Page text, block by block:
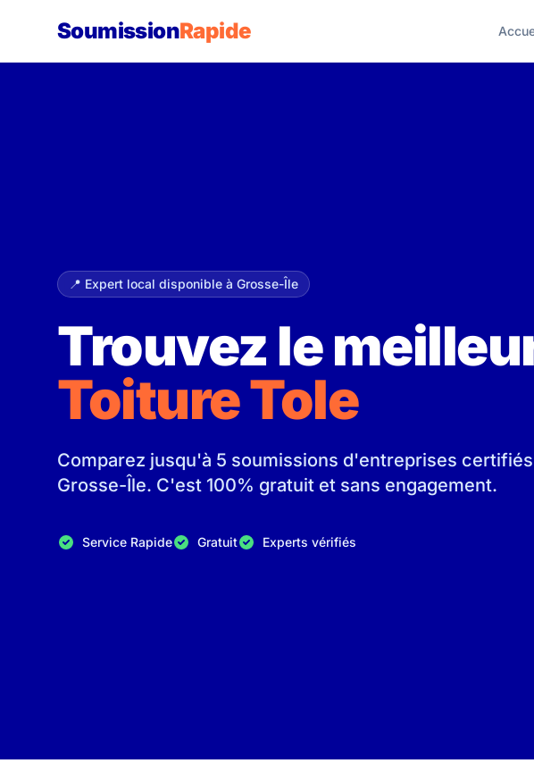
SoumissionRapide
📍 Expert local disponible à Grosse-Île
Trouvez le
Toiture Tole
Comparez jusqu'à 5 soumissions d'entreprises
Grosse-Île. C'est 100% gratuit et sans engagement.
Service Rapide Gratuit Experts vérifiés